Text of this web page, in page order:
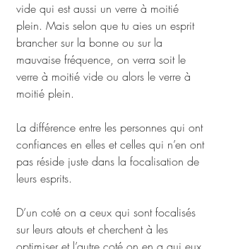
vide qui est aussi un verre à moitié
plein. Mais selon que tu aies un esprit
brancher sur la bonne ou sur la
mauvaise fréquence, on verra soit le
verre à moitié vide ou alors le verre à
moitié plein.
La différence entre les personnes qui ont
confiances en elles et celles qui n’en ont
pas réside juste dans la focalisation de
leurs esprits.
D’un coté on a ceux qui sont focalisés
sur leurs atouts et cherchent à les